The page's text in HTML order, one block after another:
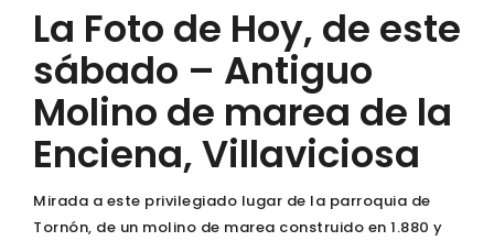
La Foto de Hoy, de este
sábado – Antiguo
Molino de marea de la
Enciena, Villaviciosa
Mirada a este privilegiado lugar de la parroquia de
Tornón, de un molino de marea construido en 1.880 y